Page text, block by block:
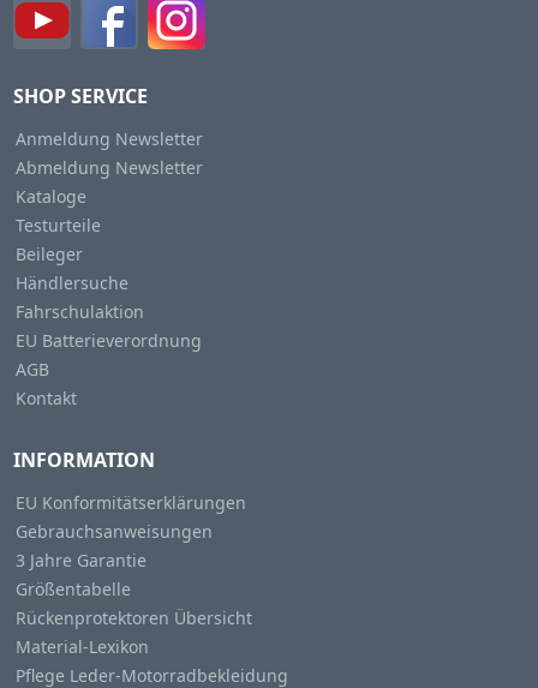
SHOP SERVICE
Anmeldung Newsletter
Abmeldung Newsletter
Kataloge
Testurteile
Beileger
Händlersuche
Fahrschulaktion
EU Batterieverordnung
AGB
Kontakt
INFORMATION
EU Konformitätserklärungen
Gebrauchsanweisungen
3 Jahre Garantie
Größentabelle
Rückenprotektoren Übersicht
Material-Lexikon
Pflege Leder-Motorradbekleidung